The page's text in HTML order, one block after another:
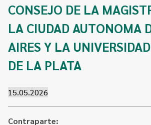
Plenario de Consejeros
Estadísticas
Presupuesto, compras, nómina de
Memorias
Convenios
Innovación en la Justicia
Visualización de Datos
Redes Internacionales
Encuentros anteriores
Nuestros Co-creadores
Participación Ciudadana
Programa Protagonistas de Justicia
Novedades
Preguntas Frecuentes
CONSEJO DE LA
LA CIUDAD AUTONOMA
AIRES Y LA
DE LA PLATA
15.05.2026
Contraparte: